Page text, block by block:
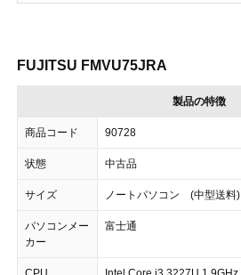
FUJITSU FMVU75JRA
製品の特徴
商品コード 90728
状態 中古品
サイズ ノートパソコン (中型送料)
パソコンメー
カー
富士通